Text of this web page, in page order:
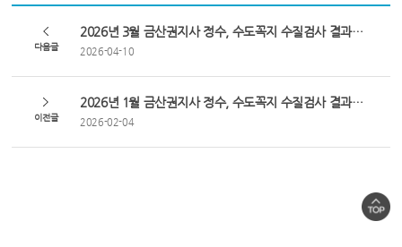
다음글
2026년 3월 금산권지사 정수, 수도꼭지 수질검사 결과입니다.
2026-04-10
이전글
2026년 1월 금산권지사 정수, 수도꼭지 수질검사 결과입니다.
2026-02-04